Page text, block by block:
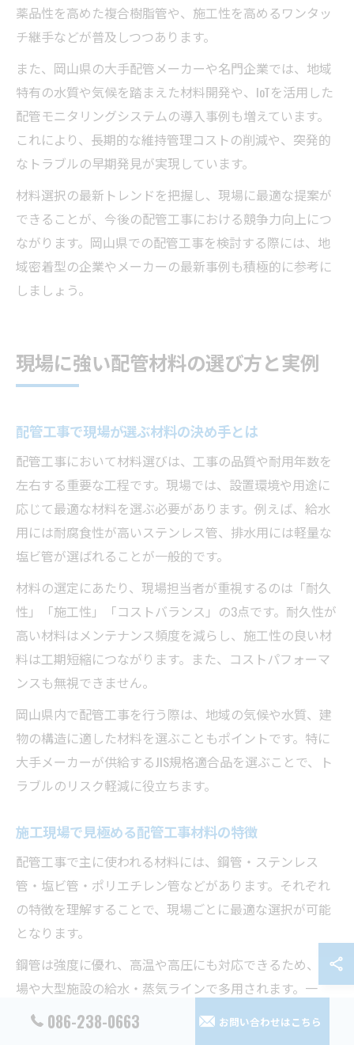
薬品性を高めた複合樹脂管や、施工性を高めるワンタッ
チ継手などが普及しつつあります。
また、岡山県の大手配管メーカーや名門企業では、地域
特有の水質や気候を踏まえた材料開発や、IoTを活用した
配管モニタリングシステムの導入事例も増えています。
これにより、長期的な維持管理コストの削減や、突発的
なトラブルの早期発見が実現しています。
材料選択の最新トレンドを把握し、現場に最適な提案が
できることが、今後の配管工事における競争力向上につ
ながります。岡山県での配管工事を検討する際には、地
域密着型の企業やメーカーの最新事例も積極的に参考に
しましょう。
現場に強い配管材料の選び方と実例
配管工事で現場が選ぶ材料の決め手とは
配管工事において材料選びは、工事の品質や耐用年数を
左右する重要な工程です。現場では、設置環境や用途に
応じて最適な材料を選ぶ必要があります。例えば、給水
用には耐腐食性が高いステンレス管、排水用には軽量な
塩ビ管が選ばれることが一般的です。
材料の選定にあたり、現場担当者が重視するのは「耐久
性」「施工性」「コストバランス」の3点です。耐久性が
高い材料はメンテナンス頻度を減らし、施工性の良い材
料は工期短縮につながります。また、コストパフォーマ
ンスも無視できません。
岡山県内で配管工事を行う際は、地域の気候や水質、建
物の構造に適した材料を選ぶこともポイントです。特に
大手メーカーが供給するJIS規格適合品を選ぶことで、ト
ラブルのリスク軽減に役立ちます。
施工現場で見極める配管工事材料の特徴
配管工事で主に使われる材料には、鋼管・ステンレス
管・塩ビ管・ポリエチレン管などがあります。それぞれ
の特徴を理解することで、現場ごとに最適な選択が可能
となります。
鋼管は強度に優れ、高温や高圧にも対応できるため、工
場や大型施設の給水・蒸気ラインで多用されます。一
方、ステンレス管は耐食性が高く、長寿命なため衛生面
086-238-0663 お問い合わせはこちら